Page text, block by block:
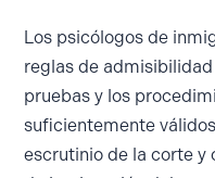
Los psicólogos de
reglas de
pruebas y los
suficientemente
escrutinio de la corte y